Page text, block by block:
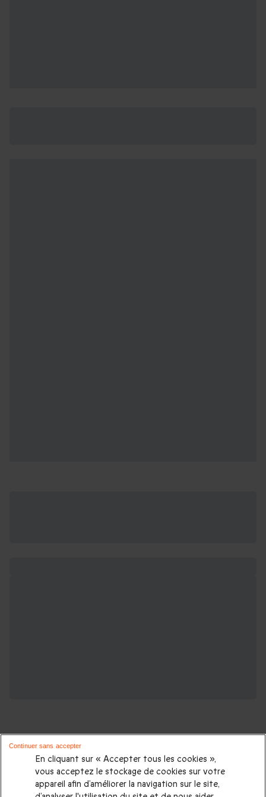
D'autres idées de week-ends :
En cliquant sur « Accepter tous les cookies »,
vous acceptez le stockage de cookies sur votre
appareil afin d’améliorer la navigation sur le site,
Continuer sans accepter